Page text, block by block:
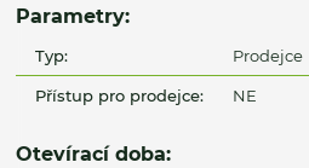
Parametry:
Typ: Prodejce
Přístup pro prodejce: NE
Otevírací doba: